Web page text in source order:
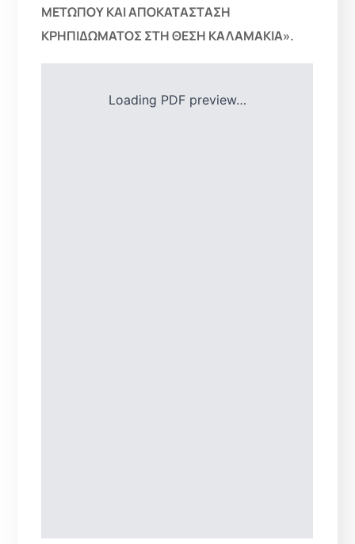
ΜΕΤΩΠΟΥ ΚΑΙ ΑΠΟΚΑΤΑΣΤΑΣΗ
ΚΡΗΠΙΔΩΜΑΤΟΣ ΣΤΗ ΘΕΣΗ ΚΑΛΑΜΑΚΙΑ».